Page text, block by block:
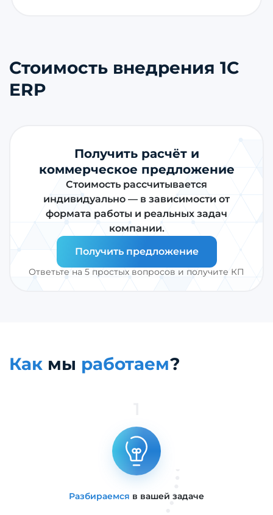
Стоимость внедрения 1С
ERP
Получить расчёт и
коммерческое предложение
Стоимость рассчитывается
индивидуально — в зависимости от
формата работы и реальных задач
компании.
Получить предложение
Ответьте на 5 простых вопросов и получите КП
Как мы работаем?
Разбираемся в вашей задаче